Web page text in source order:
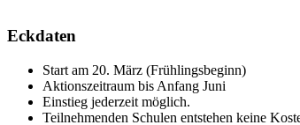
Eckdaten
Start am 20. März (Frühlingsbeginn)
Aktionszeitraum bis Anfang Juni
Einstieg jederzeit möglich.
Teilnehmenden Schulen entstehen keine